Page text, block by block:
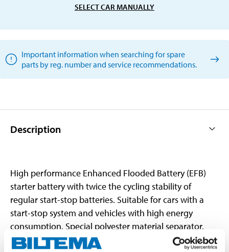
SELECT CAR MANUALLY
Important information when searching for spare
parts by reg. number and service recommendations.
Description
High performance Enhanced Flooded Battery (EFB)
starter battery with twice the cycling stability of
regular start-stop batteries. Suitable for cars with a
start-stop system and vehicles with high energy
consumption. Special polyester material separator.
Long service life. Fast energy-recovery while driving.